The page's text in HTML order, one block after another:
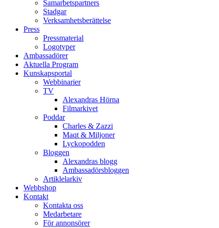
Samarbetspartners
Stadgar
Verksamhetsberättelse
Press
Pressmaterial
Logotyper
Ambassadörer
Aktuella Program
Kunskapsportal
Webbinarier
TV
Alexandras Hörna
Filmarkivet
Poddar
Charles & Zazzi
Maqt & Miljoner
Lyckopodden
Bloggen
Alexandras blogg
Ambassadörsbloggen
Artiklelarkiv
Webbshop
Kontakt
Kontakta oss
Medarbetare
För annonsörer